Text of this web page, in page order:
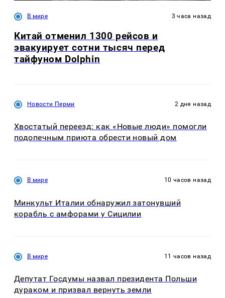
В мире 3 часа назад
Китай отменил 1300 рейсов и
эвакуирует сотни тысяч перед
тайфуном Dolphin
Новости Перми 2 дня назад
Хвостатый переезд: как «Новые люди» помогли
подопечным приюта обрести новый дом
В мире 10 часов назад
Минкульт Италии обнаружил затонувший
корабль с амфорами у Сицилии
В мире 11 часов назад
Депутат Госдумы назвал президента Польши
дураком и призвал вернуть земли